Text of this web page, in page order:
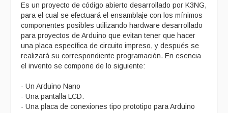
Es un proyecto de código abierto desarrollado por K3NG,
para el cual se efectuará el ensamblaje con los mínimos
componentes posibles utilizando hardware desarrollado
para proyectos de Arduino que evitan tener que hacer
una placa específica de circuito impreso, y después se
realizará su correspondiente programación. En esencia
el invento se compone de lo siguiente:
- Un Arduino Nano
- Una pantalla LCD.
- Una placa de conexiones tipo prototipo para Arduino